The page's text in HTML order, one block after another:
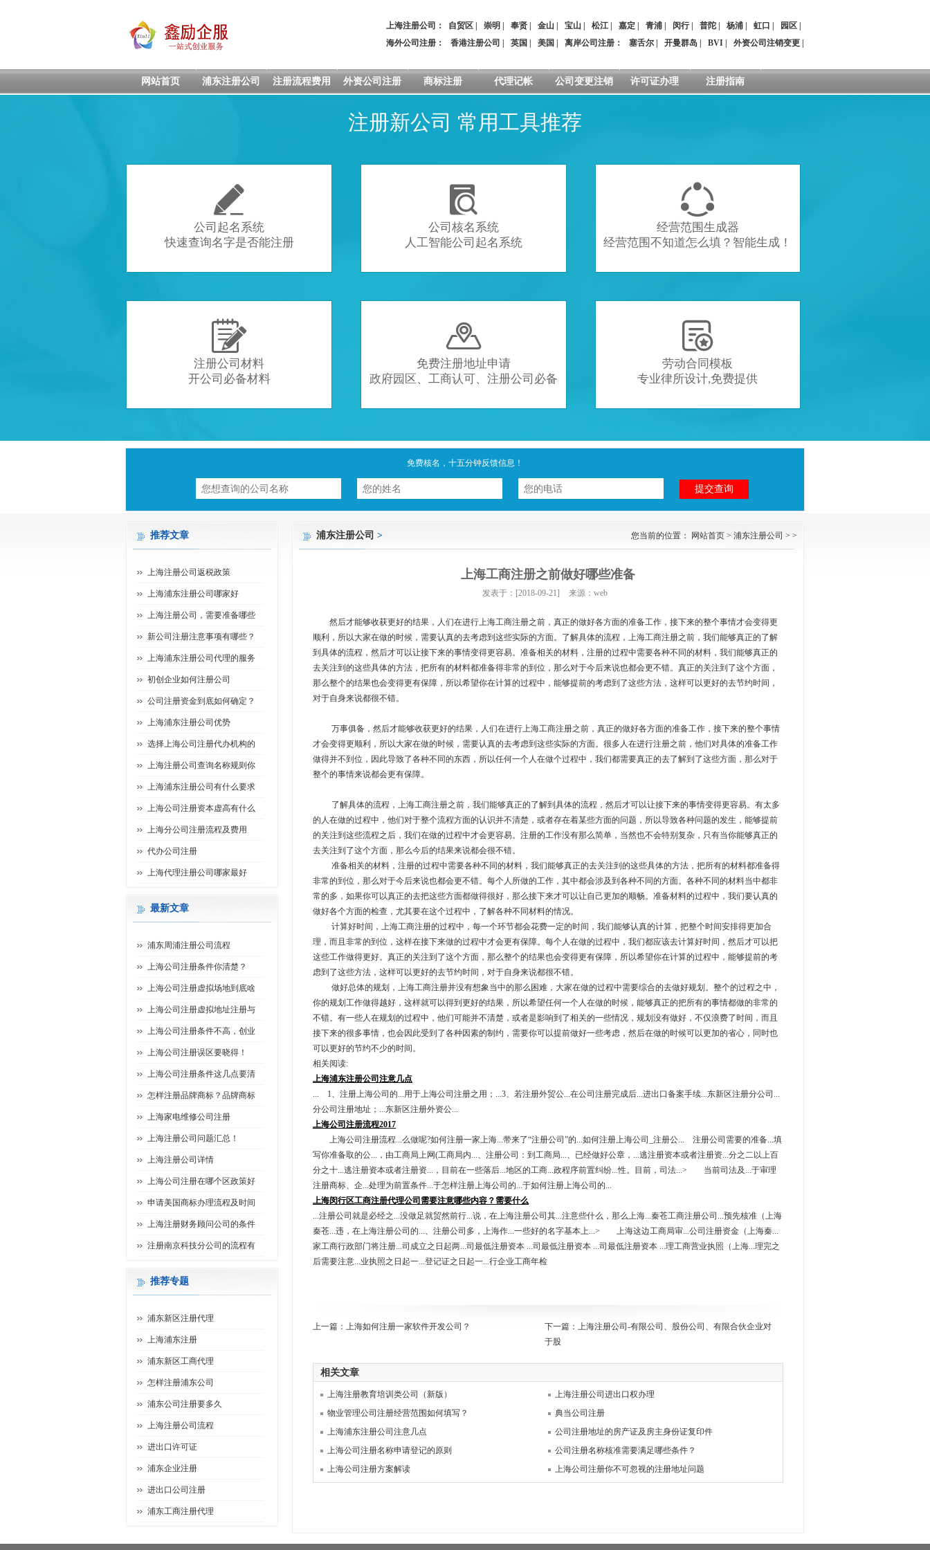
上海注册公司： 自贸区 崇明 奉贤 金山 宝山 松江 嘉定 青浦 闵行| 普陀 杨浦 虹口 园区
海外公司注册：
香港注册公司 英国 美国 离岸公司注册 ： 塞舌尔 开曼群岛 BVI 外资公司注销变更
网站首页 浦东注册公司 注册流程费用 外资公司注册 商标注册 代理记帐 公司变更注销 许可证办理 注册指南
注册新公司 常用工具推荐

公司起名系统
快速查询名字是否能注册

公司核名系统
人工智能公司起名系统

经营范围生成器
经营范围不知道怎么填？智能生成！

注册公司材料
开公司必备材料

免费注册地址申请
政府园区、工商认可、注册公司必备

劳动合同模板
专业律所设计,免费提供
免费核名，十五分钟反馈信息！
浦东注册公司 > 您当前的位置： 网站首页 > 浦东注册公司 > >
上海工商注册之前做好哪些准备
发表于：[2018-09-21] 来源：web
然后才能够收获更好的结果，人们在进行上海工商注册之前，真正的做好各方面的准备工作，接下来的整个事情才会变得更
顺利，所以大家在做的时候，需要认真的去考虑到这些实际的方面。了解具体的流程，上海工商注册之前，我们能够真正的了解
到具体的流程，然后才可以让接下来的事情变得更容易。准备相关的材料，注册的过程中需要各种不同的材料，我们能够真正的
去关注到的这些具体的方法，把所有的材料都准备得非常的到位，那么对于今后来说也都会更不错。真正的关注到了这个方面，
那么整个的结果也会变得更有保障，所以希望你在计算的过程中，能够提前的考虑到了这些方法，这样可以更好的去节约时间，
对于自身来说都很不错。
万事俱备，然后才能够收获更好的结果，人们在进行上海工商注册之前，真正的做好各方面的准备工作，接下来的整个事情
才会变得更顺利，所以大家在做的时候，需要认真的去考虑到这些实际的方面。很多人在进行注册之前，他们对具体的准备工作
做得并不到位，因此导致了各种不同的东西，所以任何一个人在做个过程中，我们都需要真正的去了解到了这些方面，那么对于
整个的事情来说都会更有保障。
了解具体的流程，上海工商注册之前，我们能够真正的了解到具体的流程，然后才可以让接下来的事情变得更容易。有太多
的人在做的过程中，他们对于整个流程方面的认识并不清楚，或者存在着某些方面的问题，所以导致各种问题的发生，能够提前
的关注到这些流程之后，我们在做的过程中才会更容易。注册的工作没有那么简单，当然也不会特别复杂，只有当你能够真正的
去关注到了这个方面，那么今后的结果来说都会很不错。
准备相关的材料，注册的过程中需要各种不同的材料，我们能够真正的去关注到的这些具体的方法，把所有的材料都准备得
非常的到位，那么对于今后来说也都会更不错。每个人所做的工作，其中都会涉及到各种不同的方面。各种不同的材料当中都非
常的多，如果你可以真正的去把这些方面都做得很好，那么接下来才可以让自己更加的顺畅。准备材料的过程中，我们要认真的
做好各个方面的检查，尤其要在这个过程中，了解各种不同材料的情况。
计算好时间，上海工商注册的过程中，每一个环节都会花费一定的时间，我们能够认真的计算，把整个时间安排得更加合
理，而且非常的到位，这样在接下来做的过程中才会更有保障。每个人在做的过程中，我们都应该去计算好时间，然后才可以把
这些工作做得更好。真正的关注到了这个方面，那么整个的结果也会变得更有保障，所以希望你在计算的过程中，能够提前的考
虑到了这些方法，这样可以更好的去节约时间，对于自身来说都很不错。
做好总体的规划，上海工商注册并没有想象当中的那么困难，大家在做的过程中需要综合的去做好规划。整个的过程之中，
你的规划工作做得越好，这样就可以得到更好的结果，所以希望任何一个人在做的时候，能够真正的把所有的事情都做的非常的
不错。有一些人在规划的过程中，他们可能并不清楚，或者是影响到了相关的一些情况，规划没有做好，不仅浪费了时间，而且
接下来的很多事情，也会因此受到了各种因素的制约，需要你可以提前做好一些考虑，然后在做的时候可以更加的省心，同时也
可以更好的节约不少的时间。
相关阅读:
上海浦东注册公司注意几点
... 1、注册上海公司的...用于上海公司注册之用；...3、若注册外贸公...在公司注册完成后...进出口备案手续...东新区注册分公司...
分公司注册地址；...东新区注册外资公...
上海公司注册流程2017
上海公司注册流程...么做呢?如何注册一家上海...带来了“注册公司”的...如何注册上海公司_注册公... 注册公司需要的准备...填
写你准备取的公...，由工商局上网(工商局内...、注册公司：到工商局...、已经做好公章，...逃注册资本或者注册资...分之二以上百
分之十...逃注册资本或者注册资...，目前在一些落后...地区的工商...政程序前置纠纷...性。目前，司法...> 当前司法及...于审理
注册商标、企...处理为前置条件...于怎样注册上海公司的...于如何注册上海公司的...
上海闵行区工商注册代理公司需要注意哪些内容？需要什么
...注册公司就是必经之...没做足就贸然前行...说，在上海注册公司其...注意些什么，那么上海...秦苍工商注册公司...预先核准（上海
秦苍...违，在上海注册公司的...、注册公司多，上海作...一些好的名字基本上...> 上海这边工商局审...公司注册资金（上海秦...
家工商行政部门将注册...司成立之日起两...司最低注册资本 ...司最低注册资本 ...司最低注册资本 ...理工商营业执照（上海...理完之
后需要注意...业执照之日起一...登记证之日起一...行企业工商年检
上一篇： 上海如何注册一家软件开发公司？ 下一篇： 上海注册公司-有限公司、股份公司、有限合伙企业对
于股
相关文章
上海注册教育培训类公司（新版）
上海注册公司进出口权办理
物业管理公司注册经营范围如何填写？
典当公司注册
上海浦东注册公司注意几点
公司注册地址的房产证及房主身份证复印件
上海公司注册名称申请登记的原则
公司注册名称核准需要满足哪些条件？
上海公司注册方案解读
上海公司注册你不可忽视的注册地址问题
推荐文章
上海注册公司返税政策
上海浦东注册公司哪家好
上海注册公司，需要准备哪些
新公司注册注意事项有哪些？
上海浦东注册公司代理的服务
初创企业如何注册公司
公司注册资金到底如何确定？
上海浦东注册公司优势
选择上海公司注册代办机构的
上海注册公司查询名称规则你
上海浦东注册公司有什么要求
上海公司注册资本虚高有什么
上海分公司注册流程及费用
代办公司注册
上海代理注册公司哪家最好
最新文章
浦东周浦注册公司流程
上海公司注册条件你清楚？
上海公司注册虚拟场地到底啥
上海公司注册虚拟地址注册与
上海公司注册条件不高，创业
上海公司注册误区要晓得！
上海公司注册条件这几点要清
怎样注册品牌商标？品牌商标
上海家电维修公司注册
上海注册公司问题汇总！
上海注册公司详情
上海公司注册在哪个区政策好
申请美国商标办理流程及时间
上海注册财务顾问公司的条件
注册南京科技分公司的流程有
推荐专题
浦东新区注册代理
上海浦东注册
浦东新区工商代理
怎样注册浦东公司
浦东公司注册要多久
上海注册公司流程
进出口许可证
浦东企业注册
进出口公司注册
浦东工商注册代理